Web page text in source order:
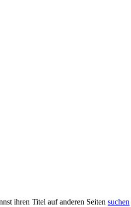
ihren Titel auf anderen Seiten suchen